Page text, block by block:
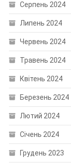
Серпень 2024
Липень 2024
Червень 2024
Травень 2024
Квітень 2024
Березень 2024
Лютий 2024
Січень 2024
Грудень 2023